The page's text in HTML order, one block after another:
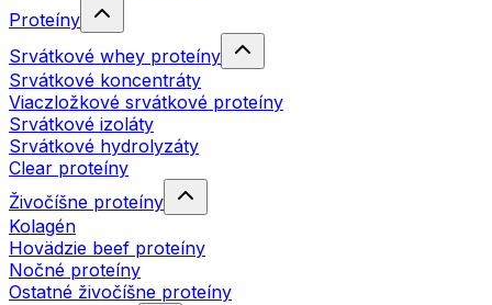
Proteíny
Srvátkové whey proteíny
Srvátkové koncentráty
Viaczložkové srvátkové proteíny
Srvátkové izoláty
Srvátkové hydrolyzáty
Clear proteíny
Živočíšne proteíny
Kolagén
Hovädzie beef proteíny
Nočné proteíny
Ostatné živočíšne proteíny